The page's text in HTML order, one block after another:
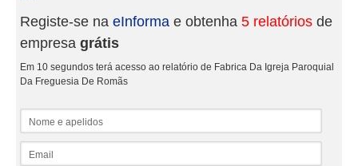
Registe-se na eInforma e obtenha 5 relatórios de
empresa grátis
Em 10 segundos terá acesso ao relatório de Fabrica Da Igreja Paroquial
Da Freguesia De Romãs